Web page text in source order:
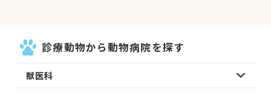
診療動物から動物病院を探す
獣医科